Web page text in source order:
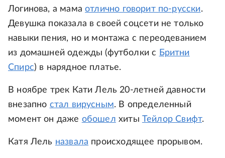
Логинова, а мамаотлично говорит по-русски.
Девушка показала в своей соцсети не только
навыки пения, но и монтажа с переодеванием
из домашней одежды (футболки с Бритни
Спирс) в нарядное платье.
В ноябре трек Кати Лель 20-летней давности
внезапно стал вирусным. В определенный
момент он даже обошел хиты Тейлор Свифт.
Катя Лель назвала происходящее прорывом.